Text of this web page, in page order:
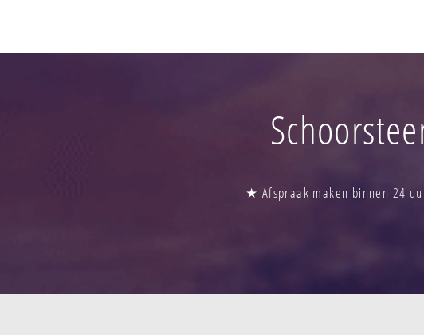
★ Afspraak maken binnen 24